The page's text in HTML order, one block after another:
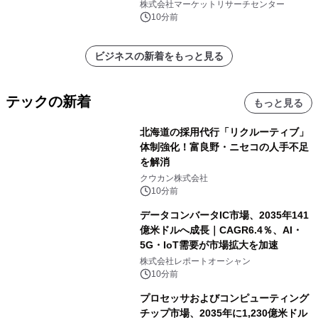
他）・分析レポートを発表
株式会社マーケットリサーチセンター
10分前
ビジネスの新着をもっと見る
テックの新着 もっと見る
北海道の採用代行「リクルーティブ」
体制強化！富良野・ニセコの人手不足
を解消
クウカン株式会社
10分前
データコンバータIC市場、2035年141
億米ドルへ成長｜CAGR6.4％、AI・
5G・IoT需要が市場拡大を加速
株式会社レポートオーシャン
10分前
プロセッサおよびコンピューティング
チップ市場、2035年に1,230億米ドル